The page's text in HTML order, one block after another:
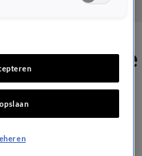
Inside
schiet te